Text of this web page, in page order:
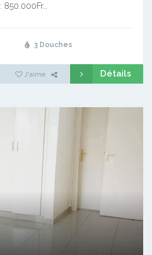
850.000Fr…
3 Douches
J'aime Détails